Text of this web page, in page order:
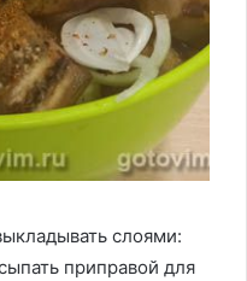
слоями:
приправой для